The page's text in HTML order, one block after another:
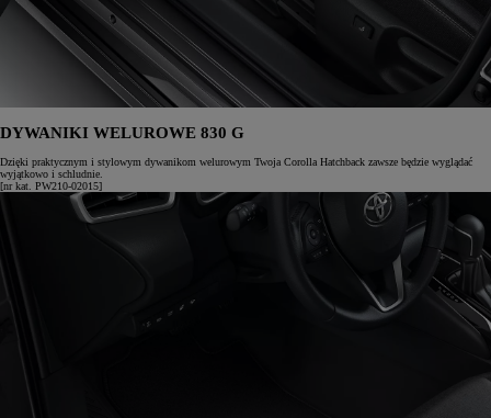
DYWANIKI WELUROWE 830 G
Dzięki praktycznym i stylowym dywanikom welurowym Twoja Corolla Hatchback zawsze będzie wyglądać
wyjątkowo i schludnie.
[nr kat. PW210-02015]